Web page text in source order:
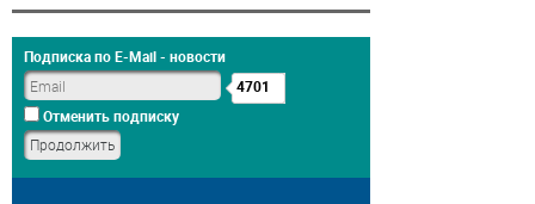
Подписка по E-Mail - новости
4701
Отменить подписку